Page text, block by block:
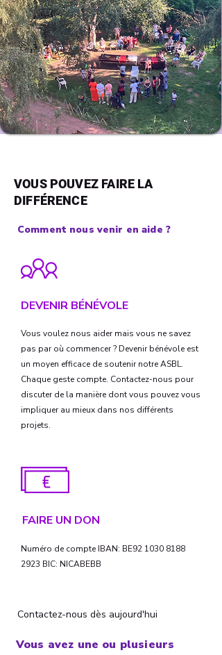
VOUS POUVEZ FAIRE LA
DIFFÉRENCE
Comment nous venir en aide ?
DEVENIR BÉNÉVOLE
Vous voulez nous aider mais vous ne savez
pas par où commencer ? Devenir bénévole est
un moyen efficace de soutenir notre ASBL.
Chaque geste compte. Contactez-nous pour
discuter de la manière dont vous pouvez vous
impliquer au mieux dans nos différents
projets.
FAIRE UN DON
Numéro de compte IBAN: BE92 1030 8188
2923 BIC: NICABEBB
Contactez-nous dès aujourd'hui
Vous avez une ou plusieurs